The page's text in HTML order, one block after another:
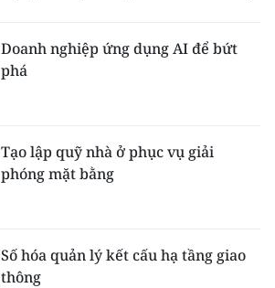
Doanh nghiệp ứng dụng AI để bứt
phá
Tạo lập quỹ nhà ở phục vụ giải
phóng mặt bằng
Số hóa quản lý kết cấu hạ tầng giao
thông